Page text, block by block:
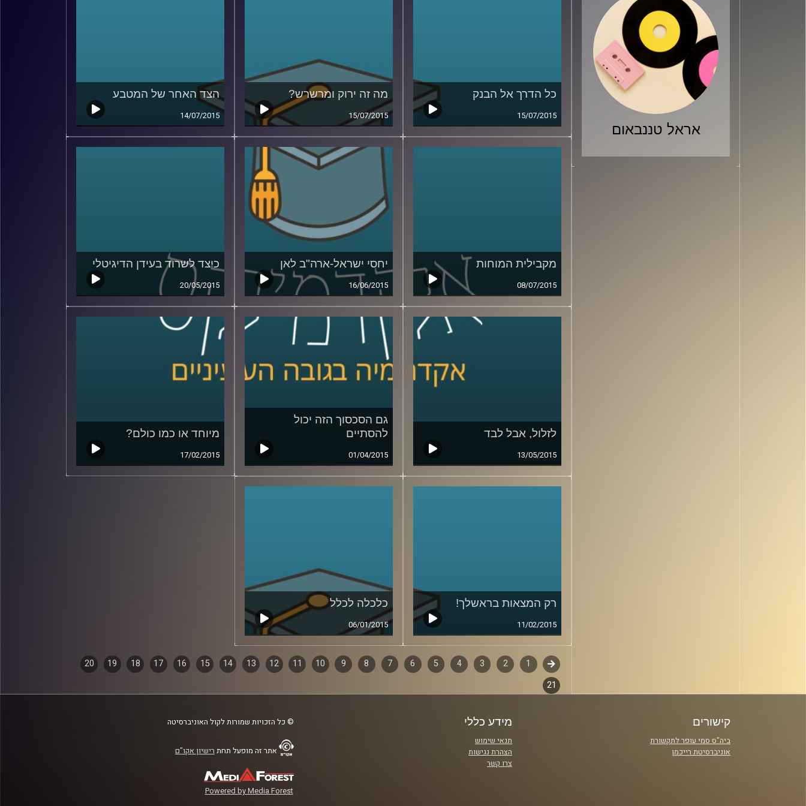
אראל טננבאום
כל הדרך אל הבנק
15/07/2015
מה זה ירוק ומרשרש?
15/07/2015
הצד האחר של המטבע
14/07/2015
מקבילית המוחות
08/07/2015
יחסי ישראל-ארה"ב לאן
16/06/2015
כיצד לשרוד בעידן הדיגיטלי
20/05/2015
לזלול, אבל לבד
13/05/2015
גם הסכסוך הזה יכול
להסתיים
01/04/2015
מיוחד או כמו כולם?
17/02/2015
רק המצאות בראשלך!
11/02/2015
כלכלה לכלל
06/01/2015
סגירה
דפדוף
פרקים
קודם 1
2
3
4
5
6
7
8
9
10
11
12
13
14
15
16
17
18
19
20
21
קישורים
ביה"ס סמי עופר לתקשורת
אוניברסיטת רייכמן
מידע כללי
תנאי שימוש
הצהרת נגישות
צרו קשר
© כל הזכויות שמורות לקול האוניברסיטה
אתר זה מופעל תחת רישיון אקו"ם
Powered by Media Forest